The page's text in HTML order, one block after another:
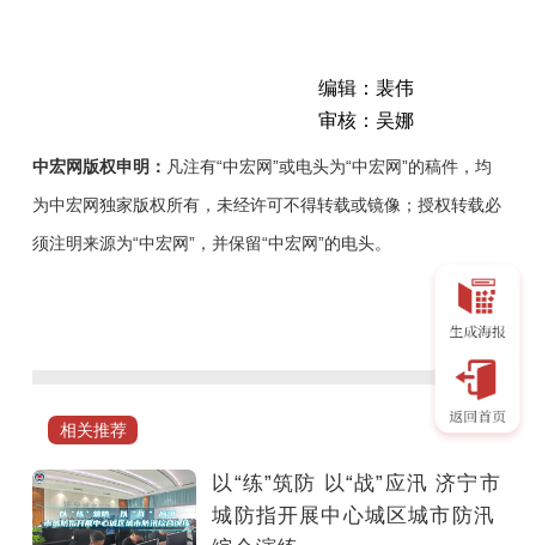
编辑：裴伟
审核：吴娜
中宏网版权申明： 凡注有“中宏网”或电头为“中宏网”的稿件，均
为中宏网独家版权所有，未经许可不得转载或镜像；授权转载必
须注明来源为“中宏网”，并保留“中宏网”的电头。
市
汛
应
急
相关推荐
以“练”筑防 以“战”应汛 济宁市
城防指开展中心城区城市防汛